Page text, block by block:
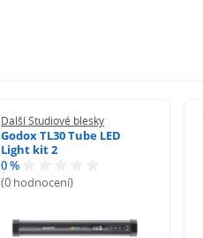
Další Studiové blesky
Godox TL30 Tube LED
Light kit 2
0 %
(0 hodnocení)